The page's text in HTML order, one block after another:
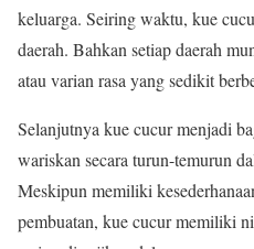
keluarga. Seiring waktu, kue
daerah. Bahkan setiap daerah
atau varian rasa yang sedikit
Selanjutnya kue cucur menjadi
wariskan secara turun-temurun
Meskipun memiliki
pembuatan, kue cucur memiliki